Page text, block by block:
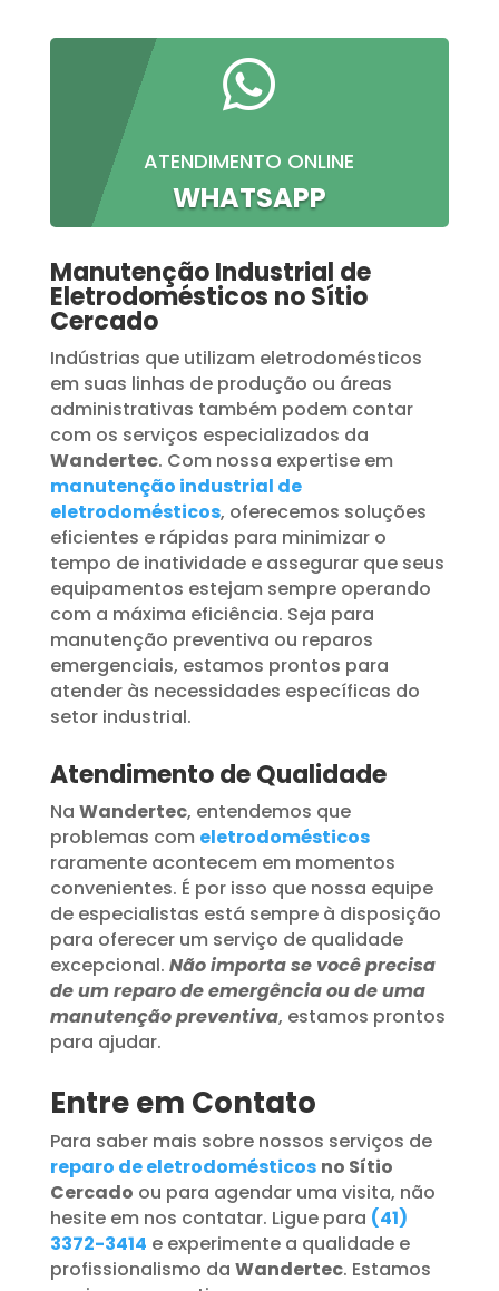

ATENDIMENTO ONLINE
WHATSAPP
Manutenção Industrial de
Eletrodomésticos no Sítio
Cercado
Indústrias que utilizam eletrodomésticos
em suas linhas de produção ou áreas
administrativas também podem contar
com os serviços especializados da
Wandertec. Com nossa expertise em
manutenção industrial de
eletrodomésticos, oferecemos soluções
eficientes e rápidas para minimizar o
tempo de inatividade e assegurar que seus
equipamentos estejam sempre operando
com a máxima eficiência. Seja para
manutenção preventiva ou reparos
emergenciais, estamos prontos para
atender às necessidades específicas do
setor industrial.
Atendimento de Qualidade
Na Wandertec, entendemos que
problemas com eletrodomésticos
raramente acontecem em momentos
convenientes. É por isso que nossa equipe
de especialistas está sempre à disposição
para oferecer um serviço de qualidade
excepcional. Não importa se você precisa
de um reparo de emergência ou de uma
manutenção preventiva, estamos prontos
para ajudar.
Entre em Contato
Para saber mais sobre nossos serviços de
reparo de eletrodomésticos no Sítio
Cercado ou para agendar uma visita, não
hesite em nos contatar. Ligue para (41)
3372-3414 e experimente a qualidade e
profissionalismo da Wandertec. Estamos